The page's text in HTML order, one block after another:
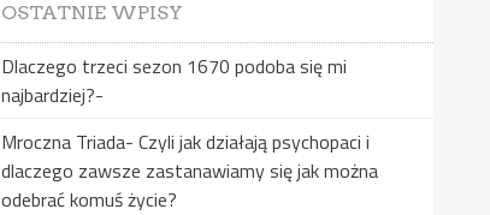
OSTATNIE WPISY
Dlaczego trzeci sezon 1670 podoba się mi
najbardziej?-
Mroczna Triada- Czyli jak działają psychopaci i
dlaczego zawsze zastanawiamy się jak można
odebrać komuś życie?